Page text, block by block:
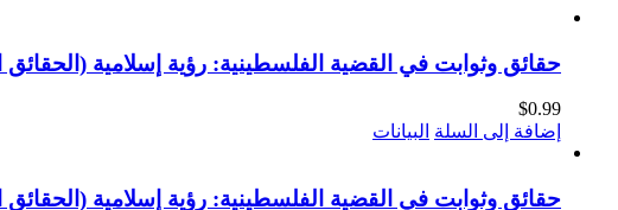
حقائق وثوابت في القضية الفلسطينية: رؤية إسلامية (الحقائق
$0.99
إضافة إلى السلة البيانات
حقائق وثوابت في القضية الفلسطينية: رؤية إسلامية (الحقائق